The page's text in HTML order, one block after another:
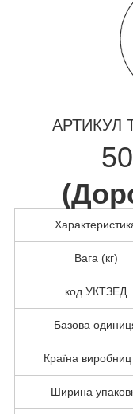
АРТИКУЛ
(
Вага (кг)
код УКТЗЕД
Базова
Країна
Ширина